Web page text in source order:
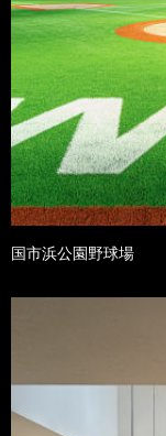
国市浜公園野球場